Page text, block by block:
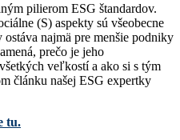
pilierom ESG štandardov.
(S) aspekty sú všeobecne
najmä pre menšie podniky
prečo je jeho
veľkostí a ako si s tým
článku našej ESG expertky
tu.